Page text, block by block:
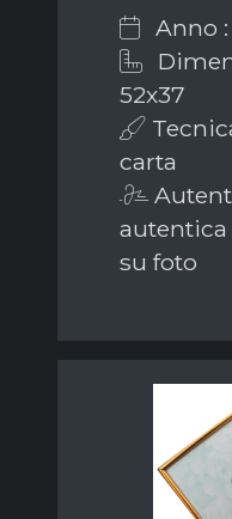
Anno :
52x37
carta
su foto